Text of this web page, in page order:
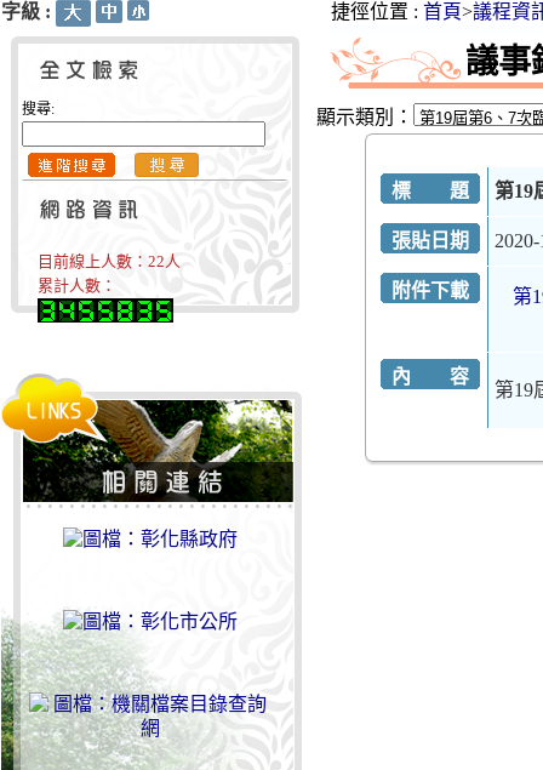
字級 :
搜尋:
目前線上人數： 22人
累計人數：
捷徑位置 : 首頁>議程資
議事
顯示類別：
標 題 第19
張貼日期
附件下載 第
內 容
第19